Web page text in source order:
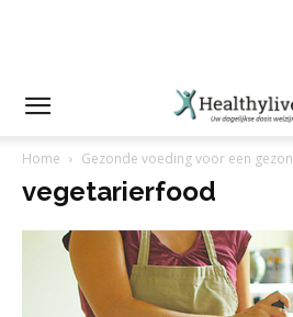
Home Gezonde voeding voor een
vegetarierfood